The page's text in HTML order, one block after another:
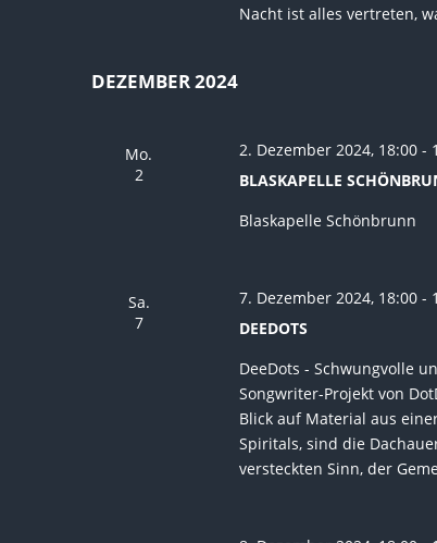
Nacht ist alles vertreten,
DEZEMBER 2024
Mo.
2
BLASKAPELLE
2. Dezember 2024, 18:00-
Blaskapelle Schönbrunn
Sa.
7
DEEDOTS
7. Dezember 2024, 18:00-
DeeDots - Schwungvolle
Songwriter-Projekt von
Blick auf Material aus
Spiritals, sind die
versteckten Sinn, der